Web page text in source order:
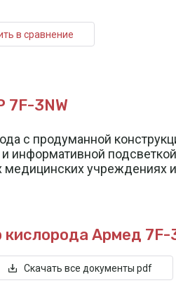
в сравнение
3NW
с продуманной
информативной
учреждениях
кислорода Армед 7F-
Скачать все документы pdf